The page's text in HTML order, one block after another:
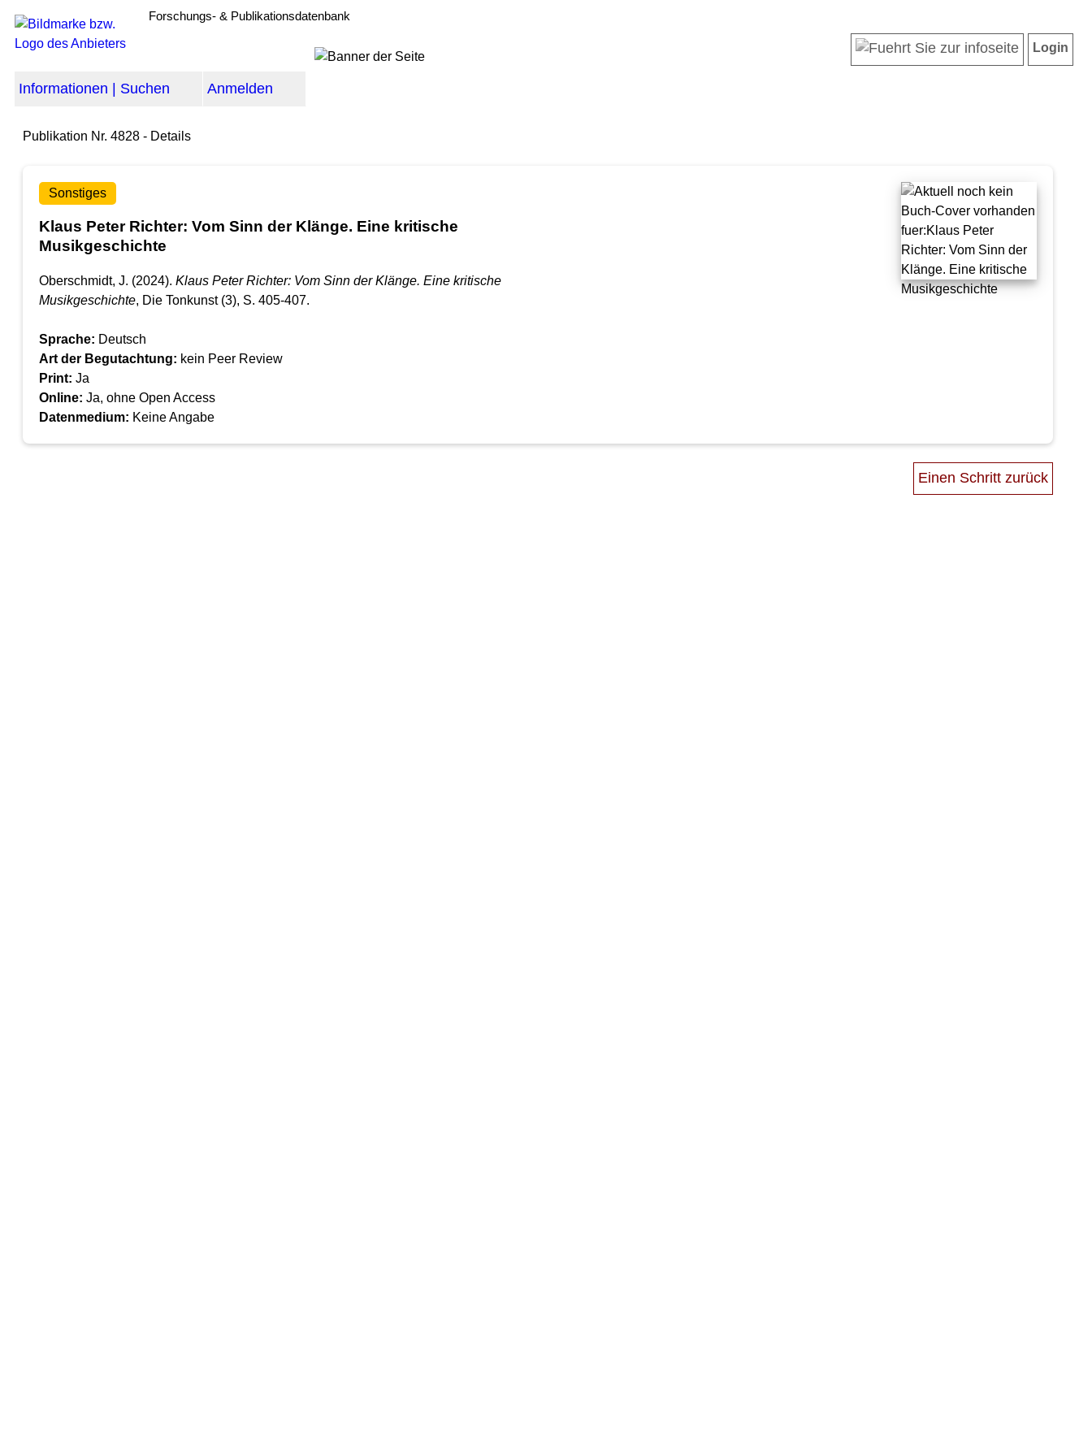
Forschungs- & Publikationsdatenbank
Informationen | Suchen Anmelden
Login
Publikation Nr. 4828 - Details
Sonstiges
Klaus Peter Richter: Vom Sinn der Klänge. Eine kritische
Musikgeschichte
Oberschmidt, J. (2024). Klaus Peter Richter: Vom Sinn der Klänge. Eine kritische
Musikgeschichte, Die Tonkunst (3), S. 405-407.
Sprache: Deutsch
Art der Begutachtung: kein Peer Review
Print: Ja
Online: Ja, ohne Open Access
Datenmedium: Keine Angabe